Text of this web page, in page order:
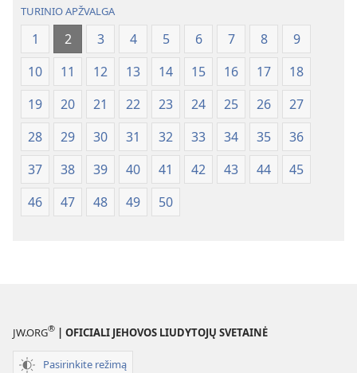
TURINIO APŽVALGA
1 2 3 4 5 6 7 8
9
10
11 12 13 14 15 16 17
18
19
20 21 22 23 24 25 26
27
28
29 30 31 32 33 34 35
36
37
38 39 40 41 42 43 44
45
46
47 48 49 50
JW.ORG® | OFICIALI JEHOVOS LIUDYTOJŲ SVETAINĖ
Pasirinkite režimą